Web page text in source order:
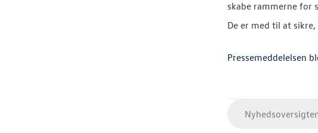
skabe rammerne for
De er med til at
Pressemeddelelsen